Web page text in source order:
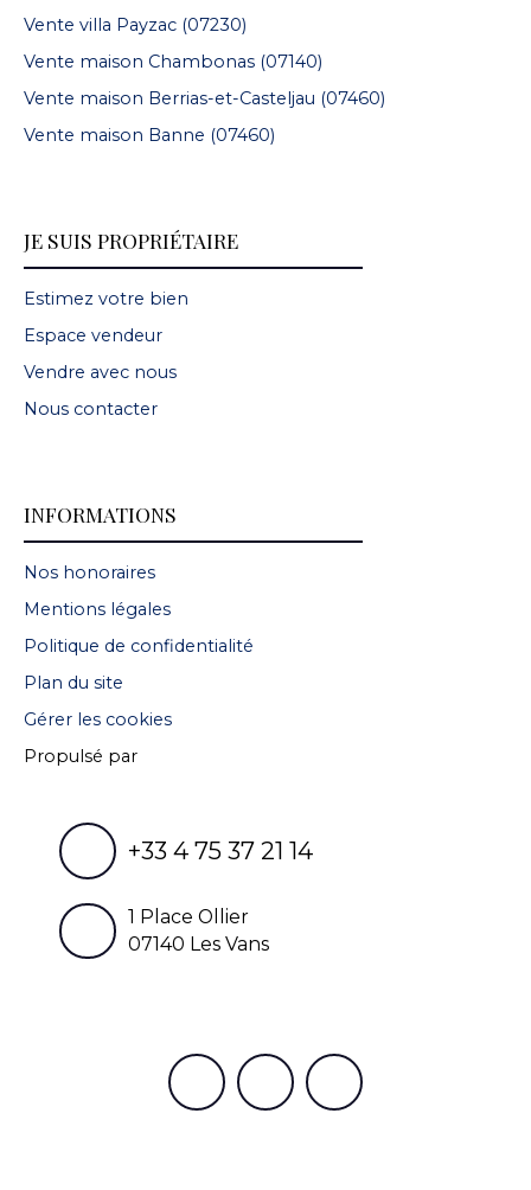
Vente villa Payzac (07230)
Vente maison Chambonas (07140)
Vente maison Berrias-et-Casteljau (07460)
Vente maison Banne (07460)
JE SUIS PROPRIÉTAIRE
Estimez votre bien
Espace vendeur
Vendre avec nous
Nous contacter
INFORMATIONS
Nos honoraires
Mentions légales
Politique de confidentialité
Plan du site
Gérer les cookies
Propulsé par
+33 4 75 37 21 14
1 Place Ollier
07140 Les Vans